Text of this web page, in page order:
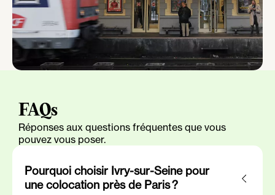
FAQs
Réponses aux questions fréquentes que vous
pouvez vous poser.
Pourquoi choisir Ivry-sur-Seine pour
une colocation près de Paris ?